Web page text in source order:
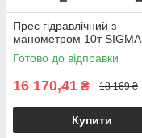
Прес гідравлічний з
манометром 10т SIGMA
Готово до відправки
16 170,41 ₴ 18 169 ₴
Купити